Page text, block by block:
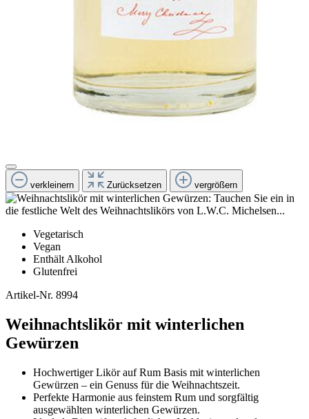
verkleinern Zurücksetzen vergrößern
Vegetarisch
Vegan
Enthält Alkohol
Glutenfrei
Artikel-Nr. 8994
Weihnachtslikör mit winterlichen
Gewürzen
Hochwertiger Likör auf Rum Basis mit winterlichen
Gewürzen – ein Genuss für die Weihnachtszeit.
Perfekte Harmonie aus feinstem Rum und sorgfältig
ausgewählten winterlichen Gewürzen.